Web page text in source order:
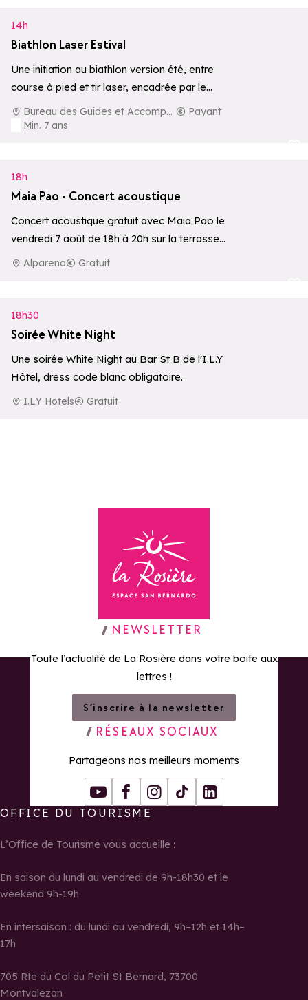
14h
Biathlon Laser Estival
Une initiation au biathlon version été, entre
course à pied et tir laser, encadrée par le
Bureau des Guides et…
Bureau des Guides et Accompagnateurs de La Rosière
Payant
Min. 7 ans
18h
Maia Pao - Concert acoustique
Concert acoustique gratuit avec Maia Pao le
vendredi 7 août de 18h à 20h sur la terrasse
de l’Hôtel Alparena**…
Alparena
Gratuit
18h30
Soirée White Night
Une soirée White Night au Bar St B de l'I.L.Y
Hôtel, dress code blanc obligatoire.
I.L.Y Hotels Gratuit
Retour à la page d'accueil
NEWSLETTER
Toute l’actualité de La Rosière dans votre boite aux
lettres !
S’inscrire à la newsletter
RÉSEAUX SOCIAUX
Partageons nos meilleurs moments
YoutubeFacebookInstagram
Tiktok LinkedIn
OFFICE DU TOURISME
L’Office de Tourisme vous accueille :
En saison du lundi au vendredi de 9h-18h30 et le
weekend 9h-19h
En intersaison : du lundi au vendredi, 9h–12h et 14h–
17h
705 Rte du Col du Petit St Bernard, 73700
Montvalezan